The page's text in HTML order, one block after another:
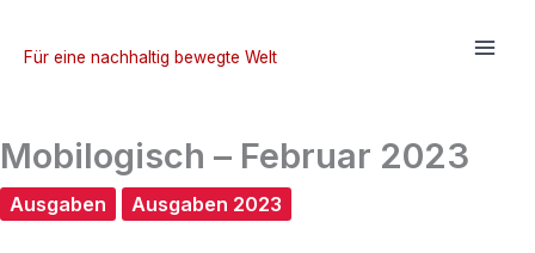
InhaltFür eine nachhaltig bewegte Welt
Mobilogisch – Februar 2023
Ausgaben Ausgaben 2023